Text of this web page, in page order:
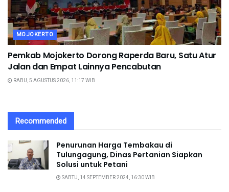
MOJOKERTO
Pemkab Mojokerto Dorong Raperda Baru, Satu Atur
Jalan dan Empat Lainnya Pencabutan
RABU, 5 AGUSTUS 2026, 11:17 WIB
Recommended
Penurunan Harga Tembakau di
Tulungagung, Dinas Pertanian Siapkan
Solusi untuk Petani
SABTU, 14 SEPTEMBER 2024, 16:30 WIB